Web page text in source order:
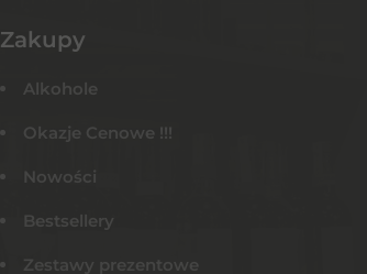
Zakupy
Alkohole
Okazje Cenowe !!!
Nowości
Bestsellery
Zestawy prezentowe